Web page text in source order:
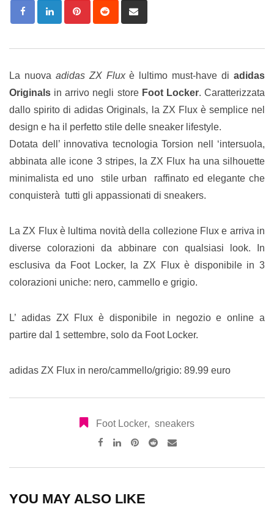
PinterestReddit
via
La nuova adidas ZX Fluxè lultimo must-have diadidas
Originals in arrivo negli store Foot Locker. Caratterizzata
dallo spirito di adidas Originals, la ZX Flux è semplice nel
design e ha il perfetto stile delle sneaker lifestyle.
Dotata dell’ innovativa tecnologia Torsion nell ‘intersuola,
abbinata alle icone 3 stripes, la ZX Flux ha una silhouette
minimalista ed uno stile urban raffinato ed elegante che
conquisterà tutti gli appassionati di sneakers.
La ZX Flux è lultima novità della collezione Flux e arriva in
diverse colorazioni da abbinare con qualsiasi look. In
esclusiva da Foot Locker, la ZX Flux è disponibile in 3
colorazioni uniche: nero, cammello e grigio.
L’ adidas ZX Flux è disponibile in negozio e online a
partire dal 1 settembre, solo da Foot Locker.
adidas ZX Flux in nero/cammello/grigio: 89.99 euro
Foot Locker, sneakers
Pinterest
RedditShare
YOU MAY ALSO LIKE